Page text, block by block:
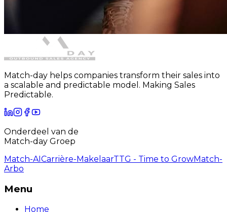
Match-day helps companies transform their sales into
a scalable and predictable model. Making Sales
Predictable.
Onderdeel van de
Match-day Groep
Match-AI Carrière-MakelaarTTG - Time to GrowMatch-
Arbo
Menu
Home